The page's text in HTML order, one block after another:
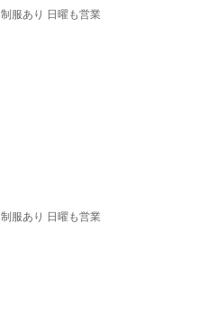
服あり 日曜も営業
服あり 日曜も営業